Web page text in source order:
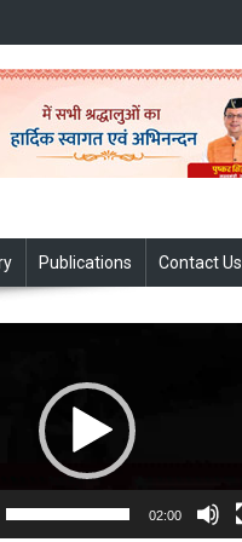
Publications Contact Us
02:00